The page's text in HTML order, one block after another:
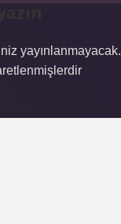
yayınlanmayacak.